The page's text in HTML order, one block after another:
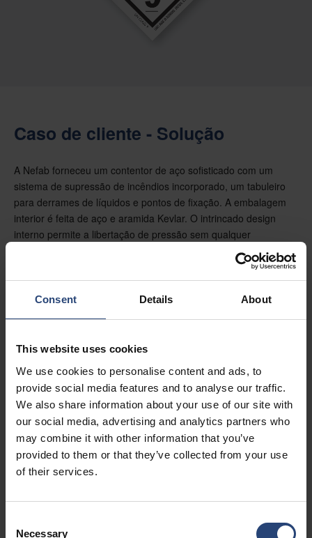
Consent Details About
This website uses cookies
We use cookies to personalise content and ads, to
provide social media features and to analyse our traffic.
We also share information about your use of our site with
our social media, advertising and analytics partners who
may combine it with other information that you’ve
provided to them or that they’ve collected from your use
of their services.
Necessary
Caso de cliente - Solução
A Nefab forneceu um contentor de aço sofisticado com um
sistema de supressão de incêndios incorporado, um tabuleiro
para derrames de líquidos e pontos de fixação. A embalagem
interior é feita de aço e aramida Kevlar. O intrincado design
interno permite a libertação de pressão sem qualquer
penetração de chama. Mesmo que a bateria se incendeie
dentro da caixa, a temperatura à superfície manter-se-á a um
nível aceitável. A caixa é certificada para o Grupo de
Embalagem de Mercadorias Perigosas I, com a possibilidade de